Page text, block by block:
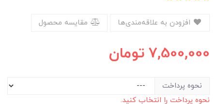
مقایسه محصول
7,500,000 تومان
نحوه پرداخت
نحوه پرداخت را انتخاب کنید.